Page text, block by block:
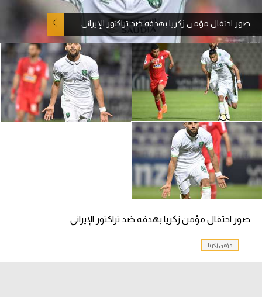
فيديوهات
عدسات
آراء حرة
ركن الألعاب
بطولات
أمريكا 2026
الدوري المصري
الدوري الإنجليزي الممتاز
الدوري الإيطالي
صور احتفال مؤمن زكريا بهدفه ضد تراكتور الإيراني
صور احتفال مؤمن زكريا بهدفه ضد تراكتور الإيراني
مؤمن زكريا